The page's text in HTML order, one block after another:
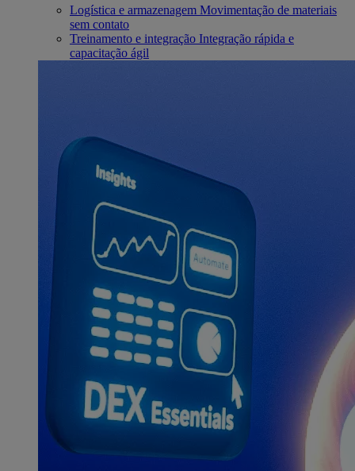
Logística e armazenagem Movimentação de materiais
sem contato
Treinamento e integração Integração rápida e
capacitação ágil